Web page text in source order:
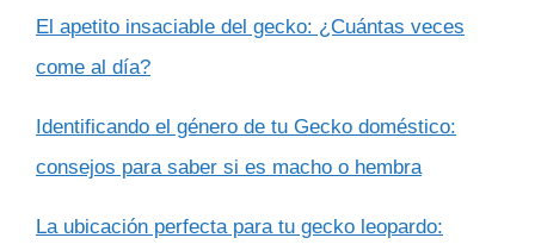
El apetito insaciable del gecko: ¿Cuántas veces
come al día?
Identificando el género de tu Gecko doméstico:
consejos para saber si es macho o hembra
La ubicación perfecta para tu gecko leopardo: